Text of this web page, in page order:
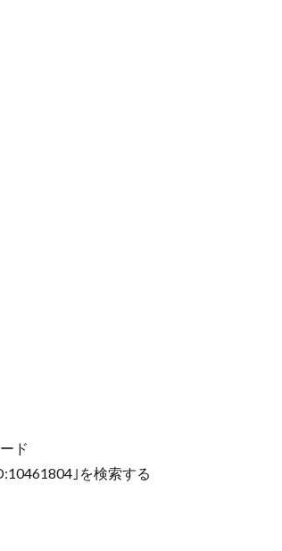
ド
｣を検索する